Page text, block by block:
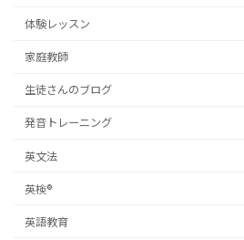
体験レッスン
家庭教師
生徒さんのブログ
発音トレーニング
英文法
英検®
英語教育